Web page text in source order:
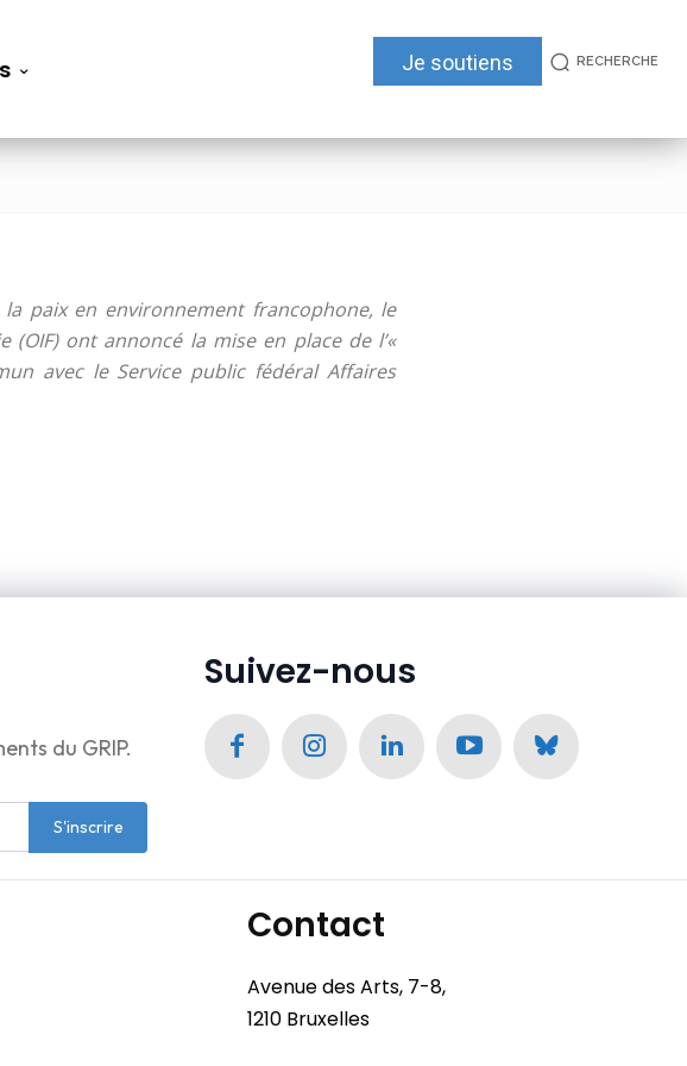
Je soutiens RECHERCHE
paix en environnement francophone, le
ont annoncé la mise en place de l’«
avec le Service public fédéral Affaires
du GRIP.
S'inscrire
Suivez-nous
Contact
Avenue des Arts, 7-8,
1210 Bruxelles